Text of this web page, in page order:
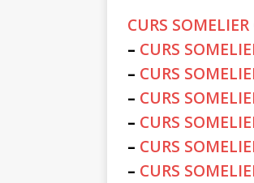
CURS
– CURS
– CURS
– CURS
– CURS
– CURS
– CURS